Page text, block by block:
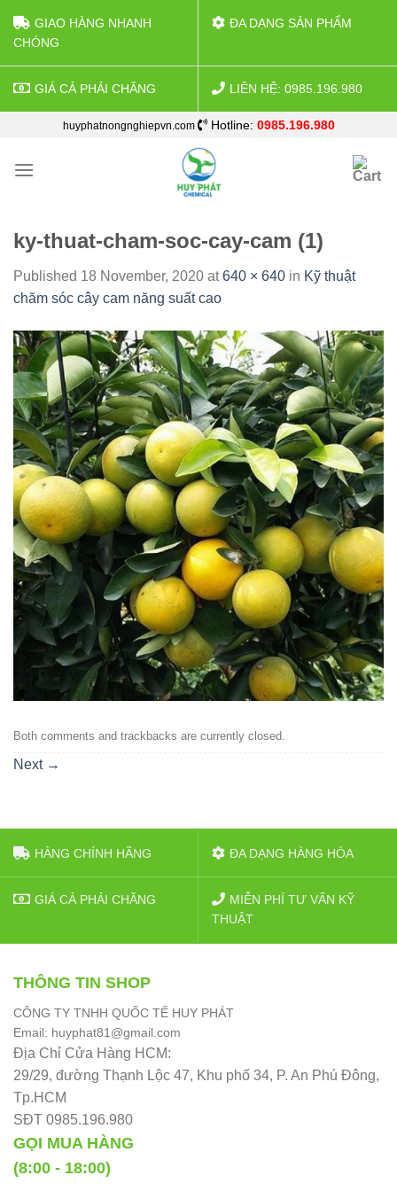
GIAO HÀNG NHANH
CHÓNG
ĐA DẠNG SẢN PHẨM
GIÁ CẢ PHẢI CHĂNG LIÊN HỆ: 0985.196.980
content
huyphatnongnghiepvn.com Hotline: 0985.196.980
ky-thuat-cham-soc-cay-cam (1)
Published 18 November, 2020 at640 × 640 in Kỹ thuật
chăm sóc cây cam năng suất cao
Both comments and trackbacks are currently closed.
Next →
HÀNG CHÍNH HÃNG ĐA DẠNG HÀNG HÓA
GIÁ CẢ PHẢI CHĂNG
MIỄN PHÍ TƯ VẤN KỸ
THUẬT
THÔNG TIN SHOP
CÔNG TY TNHH QUỐC TẾ HUY PHÁT
Email: huyphat81@gmail.com
Địa Chỉ Cửa Hàng HCM:
29/29, đường Thạnh Lộc 47, Khu phố 34, P. An Phú Đông,
Tp.HCM
SĐT 0985.196.980
GỌI MUA HÀNG
(8:00 - 18:00)